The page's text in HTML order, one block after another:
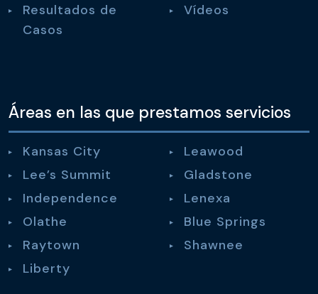
Resultados de
Casos
Vídeos
Áreas en las que prestamos servicios
Kansas City
Lee’s Summit
Independence
Olathe
Raytown
Liberty
Leawood
Gladstone
Lenexa
Blue Springs
Shawnee